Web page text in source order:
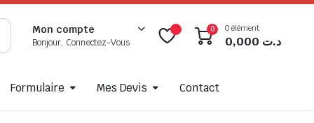
Mon compte
Bonjour, Connectez-Vous
0 0 élément
د.ت
Formulaire Mes Devis Contact